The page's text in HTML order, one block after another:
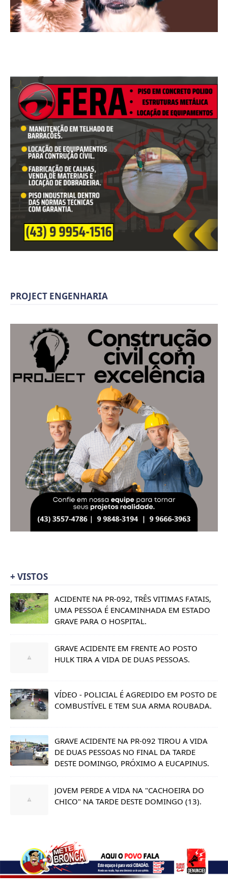
PROJECT ENGENHARIA
+ VISTOS
ACIDENTE NA PR-092, TRÊS VITIMAS FATAIS,
UMA PESSOA É ENCAMINHADA EM ESTADO
GRAVE PARA O HOSPITAL.
GRAVE ACIDENTE EM FRENTE AO POSTO
HULK TIRA A VIDA DE DUAS PESSOAS.
VÍDEO - POLICIAL É AGREDIDO EM POSTO DE
COMBUSTÍVEL E TEM SUA ARMA ROUBADA.
GRAVE ACIDENTE NA PR-092 TIROU A VIDA
DE DUAS PESSOAS NO FINAL DA TARDE
DESTE DOMINGO, PRÓXIMO A EUCAPINUS.
JOVEM PERDE A VIDA NA "CACHOEIRA DO
CHICO" NA TARDE DESTE DOMINGO (13).